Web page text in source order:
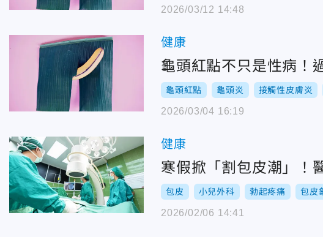
2026/03/12 14:48
健康
龜頭紅點不只是性病！
龜頭紅點 龜頭炎 接觸性皮膚炎
2026/03/04 16:19
健康
寒假掀「割包皮潮」！
包皮 小兒外科 勃起疼痛 包皮
2026/02/06 14:41